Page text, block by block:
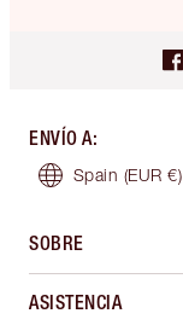
ENVÍO A:
Spain (EUR €)
SOBRE
ASISTENCIA